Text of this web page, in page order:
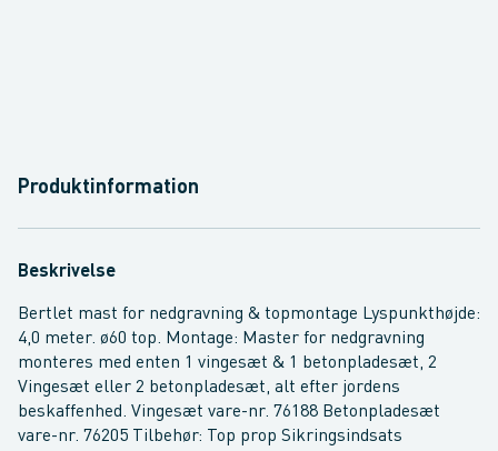
Produktinformation
Beskrivelse
Bertlet mast for nedgravning & topmontage Lyspunkthøjde:
4,0 meter. ø60 top. Montage: Master for nedgravning
monteres med enten 1 vingesæt & 1 betonpladesæt, 2
Vingesæt eller 2 betonpladesæt, alt efter jordens
beskaffenhed. Vingesæt vare-nr. 76188 Betonpladesæt
vare-nr. 76205 Tilbehør: Top prop Sikringsindsats